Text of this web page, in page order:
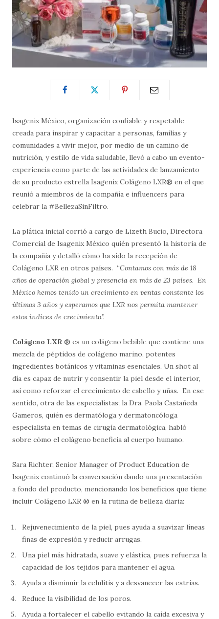
Isagenix México, organización confiable y respetable
creada para inspirar y capacitar a personas, familias y
comunidades a vivir mejor, por medio de un camino de
nutrición, y estilo de vida saludable, llevó a cabo un evento-
experiencia como parte de las actividades de lanzamiento
de su producto estrella Isagenix Colágeno LXR® en el que
reunió a miembros de la compañía e influencers para
celebrar la #BellezaSinFiltro.
La plática inicial corrió a cargo de Lizeth Bucio, Directora
Comercial de Isagenix México quién presentó la historia de
la compañía y detalló cómo ha sido la recepción de
Colágeno LXR en otros países. “Contamos con más de 18
años de operación global y presencia en más de 23 países. En
México hemos tenido un crecimiento en ventas constante los
últimos 3 años y esperamos que LXR nos permita mantener
estos índices de crecimiento.”.
Colágeno LXR ® es un colágeno bebible que contiene una
mezcla de péptidos de colágeno marino, potentes
ingredientes botánicos y vitaminas esenciales. Un shot al
día es capaz de nutrir y consentir la piel desde el interior,
así como reforzar el crecimiento de cabello y uñas. En ese
sentido, otra de las especialistas; la Dra. Paola Castañeda
Gameros, quién es dermatóloga y dermatoncóloga
especialista en temas de cirugía dermatológica, habló
sobre cómo el colágeno beneficia al cuerpo humano.
Sara Richter, Senior Manager of Product Education de
Isagenix continuó la conversación dando una presentación
a fondo del producto, mencionando los beneficios que tiene
incluir Colágeno LXR ® en la rutina de belleza diaria:
Rejuvenecimiento de la piel, pues ayuda a suavizar líneas
finas de expresión y reducir arrugas.
Una piel más hidratada, suave y elástica, pues refuerza la
capacidad de los tejidos para mantener el agua.
Ayuda a disminuir la celulitis y a desvanecer las estrías.
Reduce la visibilidad de los poros.
Ayuda a fortalecer el cabello evitando la caída excesiva y